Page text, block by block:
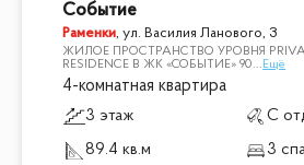
Событие
Раменки,ул. Василия Ланового, 3
ЖИЛОЕ ПРОСТРАНСТВО УРОВНЯ
RESIDENCE В ЖК «СОБЫТИЕ» 90... Ещё
4-комнатная квартира
3 этаж
С
89.4 кв.м
3